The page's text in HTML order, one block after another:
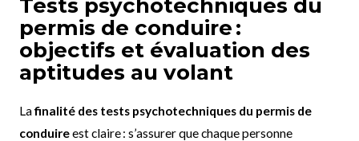
Tests psychotechniques du
permis de conduire :
objectifs et évaluation des
aptitudes au volant
Lafinalité des tests psychotechniques du permis de
conduireest claire : s’assurer que chaque personne